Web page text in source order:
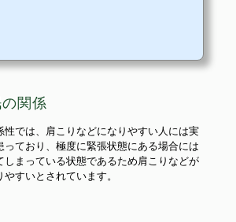
関係
性では、肩こりなどになりやすい人には実
っており、極度に緊張状態にある場合には
しまっている状態であるため肩こりなどが
すいとされています。